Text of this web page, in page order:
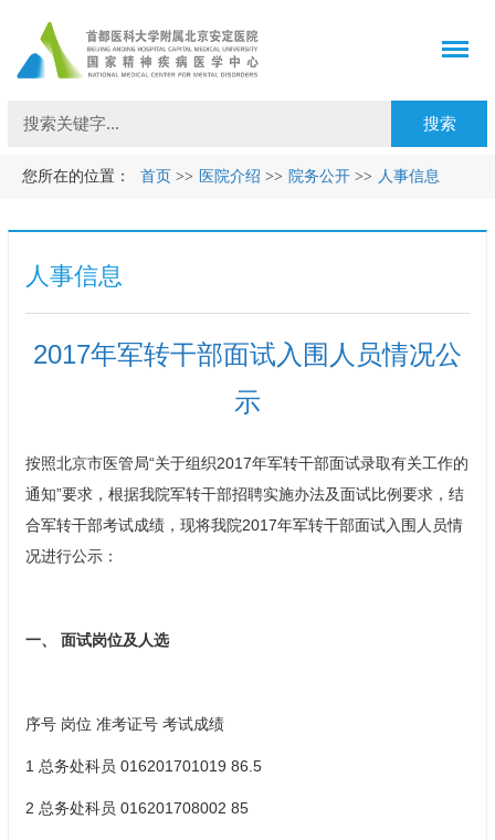
您所在的位置： 首页 >> 医院介绍 >> 院务公开 >> 人事信息
人事信息
2017年军转干部面试入围人员情况公
示
按照北京市医管局“关于组织2017年军转干部面试录取有关工作的
通知”要求，根据我院军转干部招聘实施办法及面试比例要求，结
合军转干部考试成绩，现将我院2017年军转干部面试入围人员情
况进行公示：
一、 面试岗位及人选
序号 岗位 准考证号 考试成绩
1 总务处科员 016201701019 86.5
2 总务处科员 016201708002 85